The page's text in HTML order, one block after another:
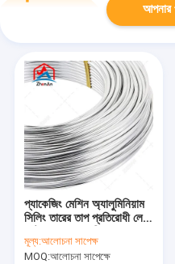
আপনার
প্যাকেজিং মেশিন অ্যালুমিনিয়াম
সিলিং তারের তাপ প্রতিরোধী লেপ
পারফরম্যান্স
মূল্য:আলোচনা সাপেক্ষ
MOQ:আলোচনা সাপেক্ষে